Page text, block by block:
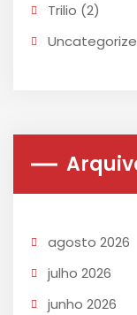
Trilio (2)
agosto 2026
julho 2026
junho 2026